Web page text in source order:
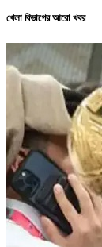
খেলা বিভাগের আরো খবর